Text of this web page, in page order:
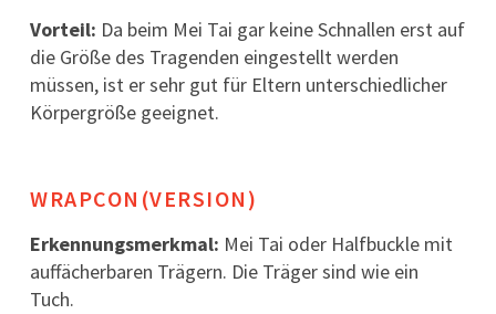
Vorteil: Da beim Mei Tai gar keine Schnallen erst auf
die Größe des Tragenden eingestellt werden
müssen, ist er sehr gut für Eltern unterschiedlicher
Körpergröße geeignet.
WRAPCON(VERSION)
Erkennungsmerkmal: Mei Tai oder Halfbuckle mit
auffächerbaren Trägern. Die Träger sind wie ein
Tuch.